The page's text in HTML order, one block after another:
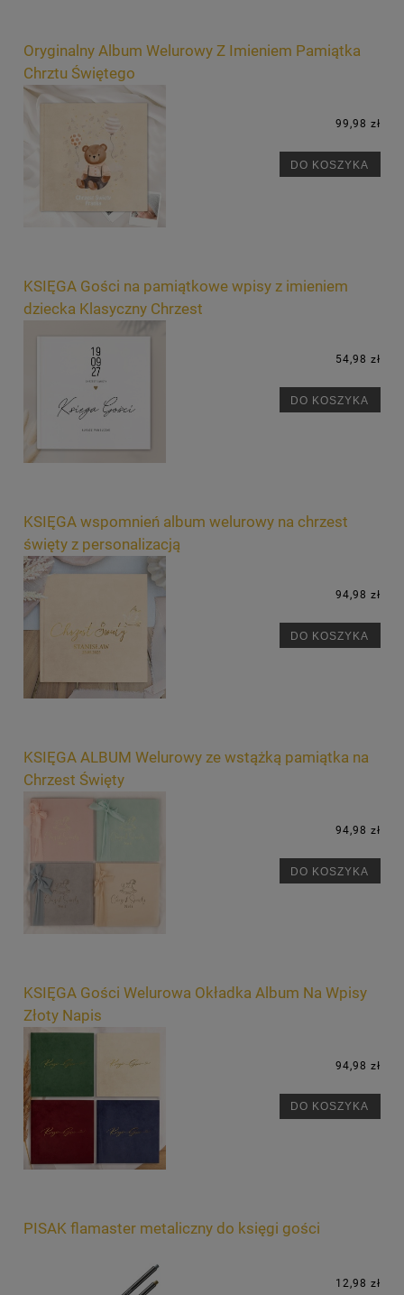
Oryginalny Album Welurowy Z Imieniem Pamiątka
Chrztu Świętego
99,98 zł
DO KOSZYKA
KSIĘGA Gości na pamiątkowe wpisy z imieniem
dziecka Klasyczny Chrzest
54,98 zł
DO KOSZYKA
KSIĘGA wspomnień album welurowy na chrzest
święty z personalizacją
94,98 zł
DO KOSZYKA
KSIĘGA ALBUM Welurowy ze wstążką pamiątka na
Chrzest Święty
94,98 zł
DO KOSZYKA
KSIĘGA Gości Welurowa Okładka Album Na Wpisy
Złoty Napis
94,98 zł
DO KOSZYKA
PISAK flamaster metaliczny do księgi gości
12,98 zł